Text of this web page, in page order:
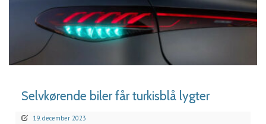
Selvkørende biler får turkisblå lygter
19. december 2023